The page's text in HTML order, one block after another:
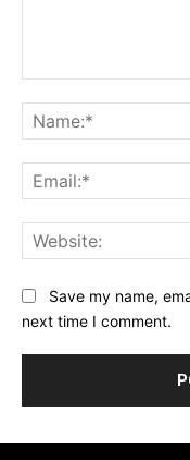
Save my name,
next time I comment.